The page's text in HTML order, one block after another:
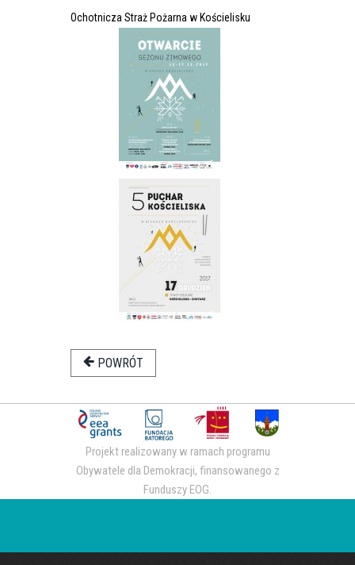
Ochotnicza Straż Pożarna w Kościelisku
POWRÓT
Projekt realizowany w ramach programu
Obywatele dla Demokracji, finansowanego z
Funduszy EOG.